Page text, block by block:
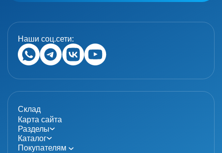
Наши соц.сети:
Склад
Карта сайта
Разделы
Каталог
Покупателям